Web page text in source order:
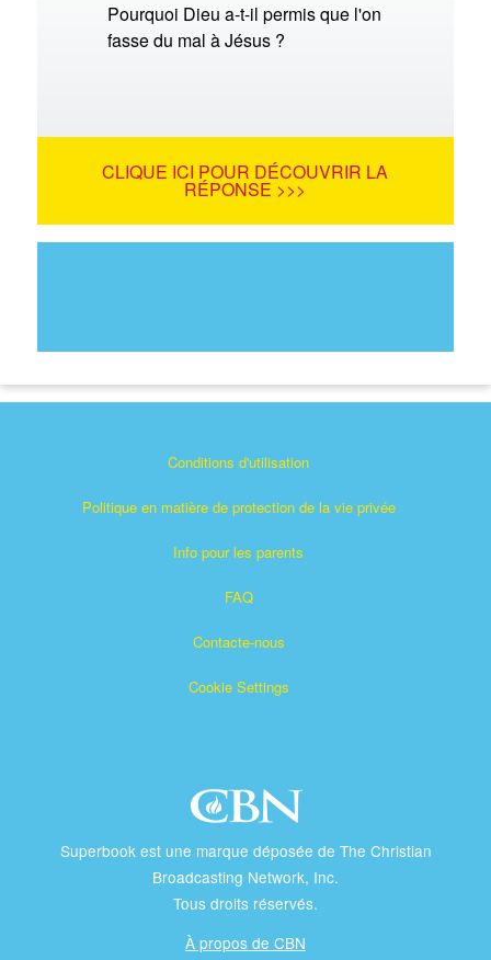
Pourquoi Dieu a-t-il permis que l'on
fasse du mal à Jésus ?
CLIQUE ICI POUR DÉCOUVRIR LA
RÉPONSE >>>
Conditions d'utilisation
Politique en matière de protection de la vie privée
Info pour les parents
FAQ
Contacte-nous
Cookie Settings
Superbook est une marque déposée de The Christian
Broadcasting Network, Inc.
Tous droits réservés.
À propos de CBN